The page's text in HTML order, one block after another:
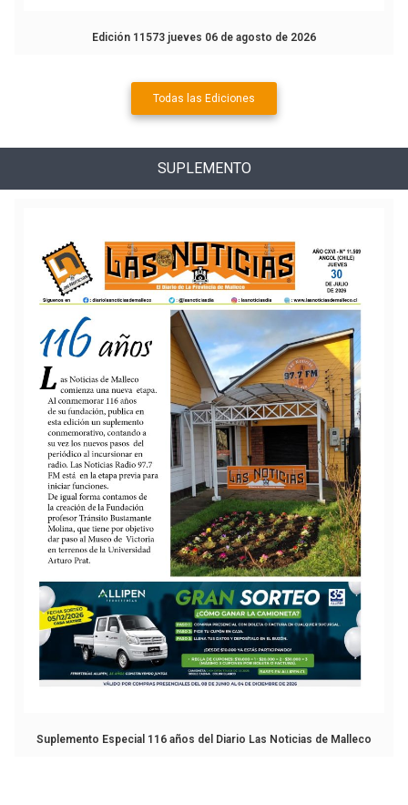
Edición 11573 jueves 06 de agosto de 2026
Todas las Ediciones
SUPLEMENTO
Suplemento Especial 116 años del Diario Las Noticias de Malleco